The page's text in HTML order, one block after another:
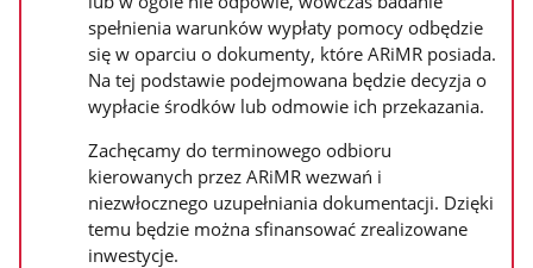
spełnienia warunków wypłaty pomocy odbędzie
się w oparciu o dokumenty, które ARiMR posiada.
Na tej podstawie podejmowana będzie decyzja o
wypłacie środków lub odmowie ich przekazania.
Zachęcamy do terminowego odbioru
kierowanych przez ARiMR wezwań i
niezwłocznego uzupełniania dokumentacji. Dzięki
temu będzie można sfinansować zrealizowane
inwestycje.